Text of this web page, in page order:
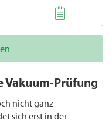
Vakuum-Prüfung
nicht ganz
sich erst in der